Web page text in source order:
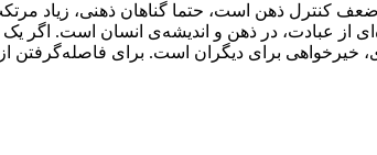
ذهن است، حتما گناهان ذهنی، زیاد
عبادت، در ذهن و اندیشه‌ی انسان است. اگر یک